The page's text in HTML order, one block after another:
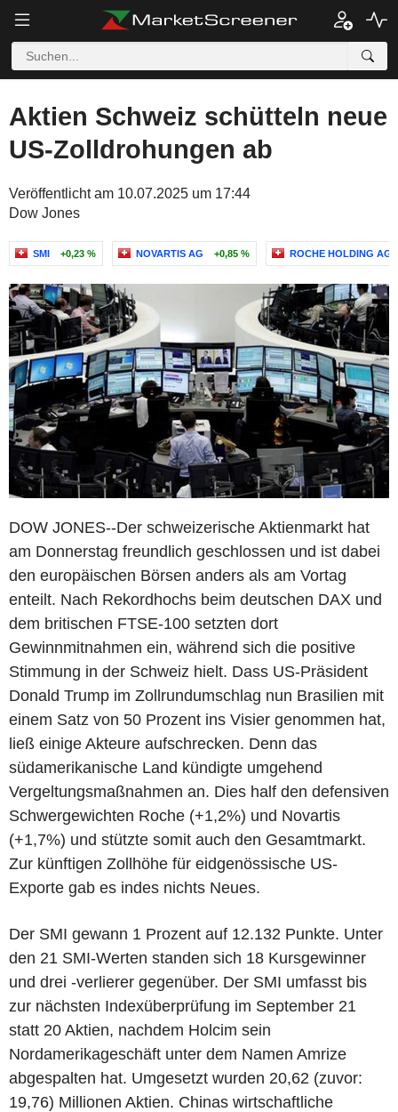
Aktien Schweiz schütteln neue
US-Zolldrohungen ab
Veröffentlicht am 10.07.2025 um 17:44
Dow Jones
SMI +0,23 % NOVARTIS AG +0,85 % ROCHE HOLDING AG
DOW JONES--Der schweizerische Aktienmarkt hat
am Donnerstag freundlich geschlossen und ist dabei
den europäischen Börsen anders als am Vortag
enteilt. Nach Rekordhochs beim deutschen DAX und
dem britischen FTSE-100 setzten dort
Gewinnmitnahmen ein, während sich die positive
Stimmung in der Schweiz hielt. Dass US-Präsident
Donald Trump im Zollrundumschlag nun Brasilien mit
einem Satz von 50 Prozent ins Visier genommen hat,
ließ einige Akteure aufschrecken. Denn das
südamerikanische Land kündigte umgehend
Vergeltungsmaßnahmen an. Dies half den defensiven
Schwergewichten Roche (+1,2%) und Novartis
(+1,7%) und stützte somit auch den Gesamtmarkt.
Zur künftigen Zollhöhe für eidgenössische US-
Exporte gab es indes nichts Neues.
Der SMI gewann 1 Prozent auf 12.132 Punkte. Unter
den 21 SMI-Werten standen sich 18 Kursgewinner
und drei -verlierer gegenüber. Der SMI umfasst bis
zur nächsten Indexüberprüfung im September 21
statt 20 Aktien, nachdem Holcim sein
Nordamerikageschäft unter dem Namen Amrize
abgespalten hat. Umgesetzt wurden 20,62 (zuvor:
19,76) Millionen Aktien. Chinas wirtschaftliche